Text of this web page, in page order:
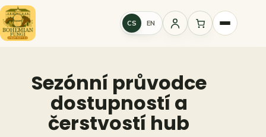
Přeskočit
na
obsah
CS EN
Přihlášení
Sezónní průvodce
dostupností a
čerstvostí hub